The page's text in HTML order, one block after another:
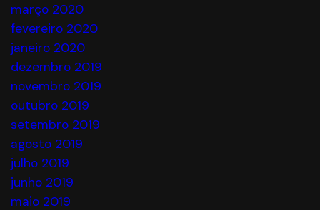
março 2020
fevereiro 2020
janeiro 2020
dezembro 2019
novembro 2019
outubro 2019
setembro 2019
agosto 2019
julho 2019
junho 2019
maio 2019